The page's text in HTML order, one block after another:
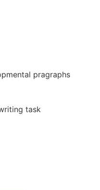
pragraphs
task